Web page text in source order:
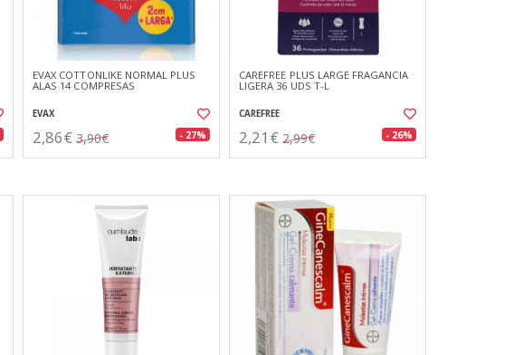
EVAX COTTONLIKE NORMAL PLUS
ALAS 14 COMPRESAS
EVAX
2,86€ 3,90€ - 27%
CAREFREE PLUS LARGE FRAGANCIA
LIGERA 36 UDS T-L
CAREFREE
2,21€ 2,99€ - 26%